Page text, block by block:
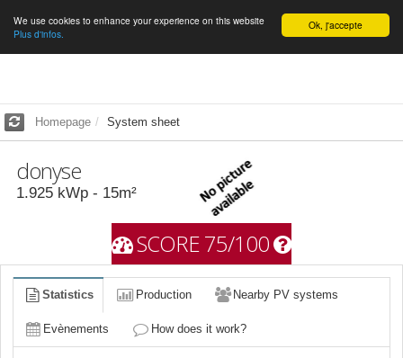
English Ok, j'accepte
We use cookies to enhance your experience on this website
Plus d'infos.
Homepage System sheet
donyse
1.925 kWp - 15m²
SCORE 75/100
Statistics Production Nearby PV systems
Evènements How does it work?